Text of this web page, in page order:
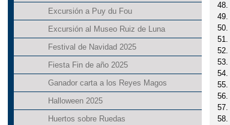
Excursión a Puy du Fou
Excursión al Museo Ruiz de Luna
Festival de Navidad 2025
Fiesta Fin de año 2025
Ganador carta a los Reyes Magos
Halloween 2025
Huertos sobre Ruedas